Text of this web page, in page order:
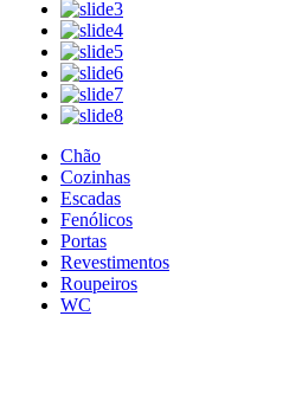
Chão
Cozinhas
Escadas
Fenólicos
Portas
Revestimentos
Roupeiros
WC